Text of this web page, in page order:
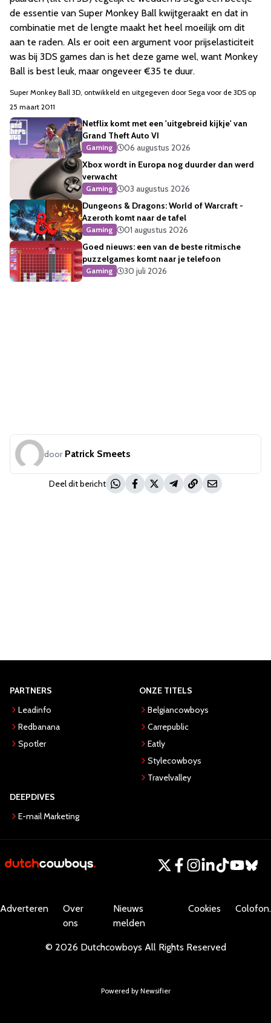
de essentie van Super Monkey Ball kwijtgeraakt en dat in
combinatie met de lengte maakt het heel moeilijk om dit
aan te raden. Als er ooit een argument voor prijselasticiteit
was bij 3DS games dan is het deze game wel, want Monkey
Ball is best leuk, maar ongeveer €35 te duur.
Super Monkey Ball 3D, ontwikkeld en uitgegeven door Sega voor de 3DS op
25 maart 2011
Netflix komt met een 'uitgebreid kijkje' van
Grand Theft Auto VI
Gaming
06 augustus 2026
Xbox wordt in Europa nog duurder dan werd
verwacht
Gaming
03 augustus 2026
Dungeons & Dragons: World of Warcraft -
Azeroth komt naar de tafel
Gaming
01 augustus 2026
Goed nieuws: een van de beste ritmische
puzzelgames komt naar je telefoon
Gaming 30 juli 2026
door Patrick Smeets
Deel dit bericht
PARTNERS
Leadinfo
Redbanana
Spotler
ONZE TITELS
Belgiancowboys
Carrepublic
Eatly
Stylecowboys
Travelvalley
DEEPDIVES
E-mail Marketing
Adverteren
Over
ons
Nieuws
melden
Cookies Colofon.
© 2026 Dutchcowboys All Rights Reserved
Powered by Newsifier